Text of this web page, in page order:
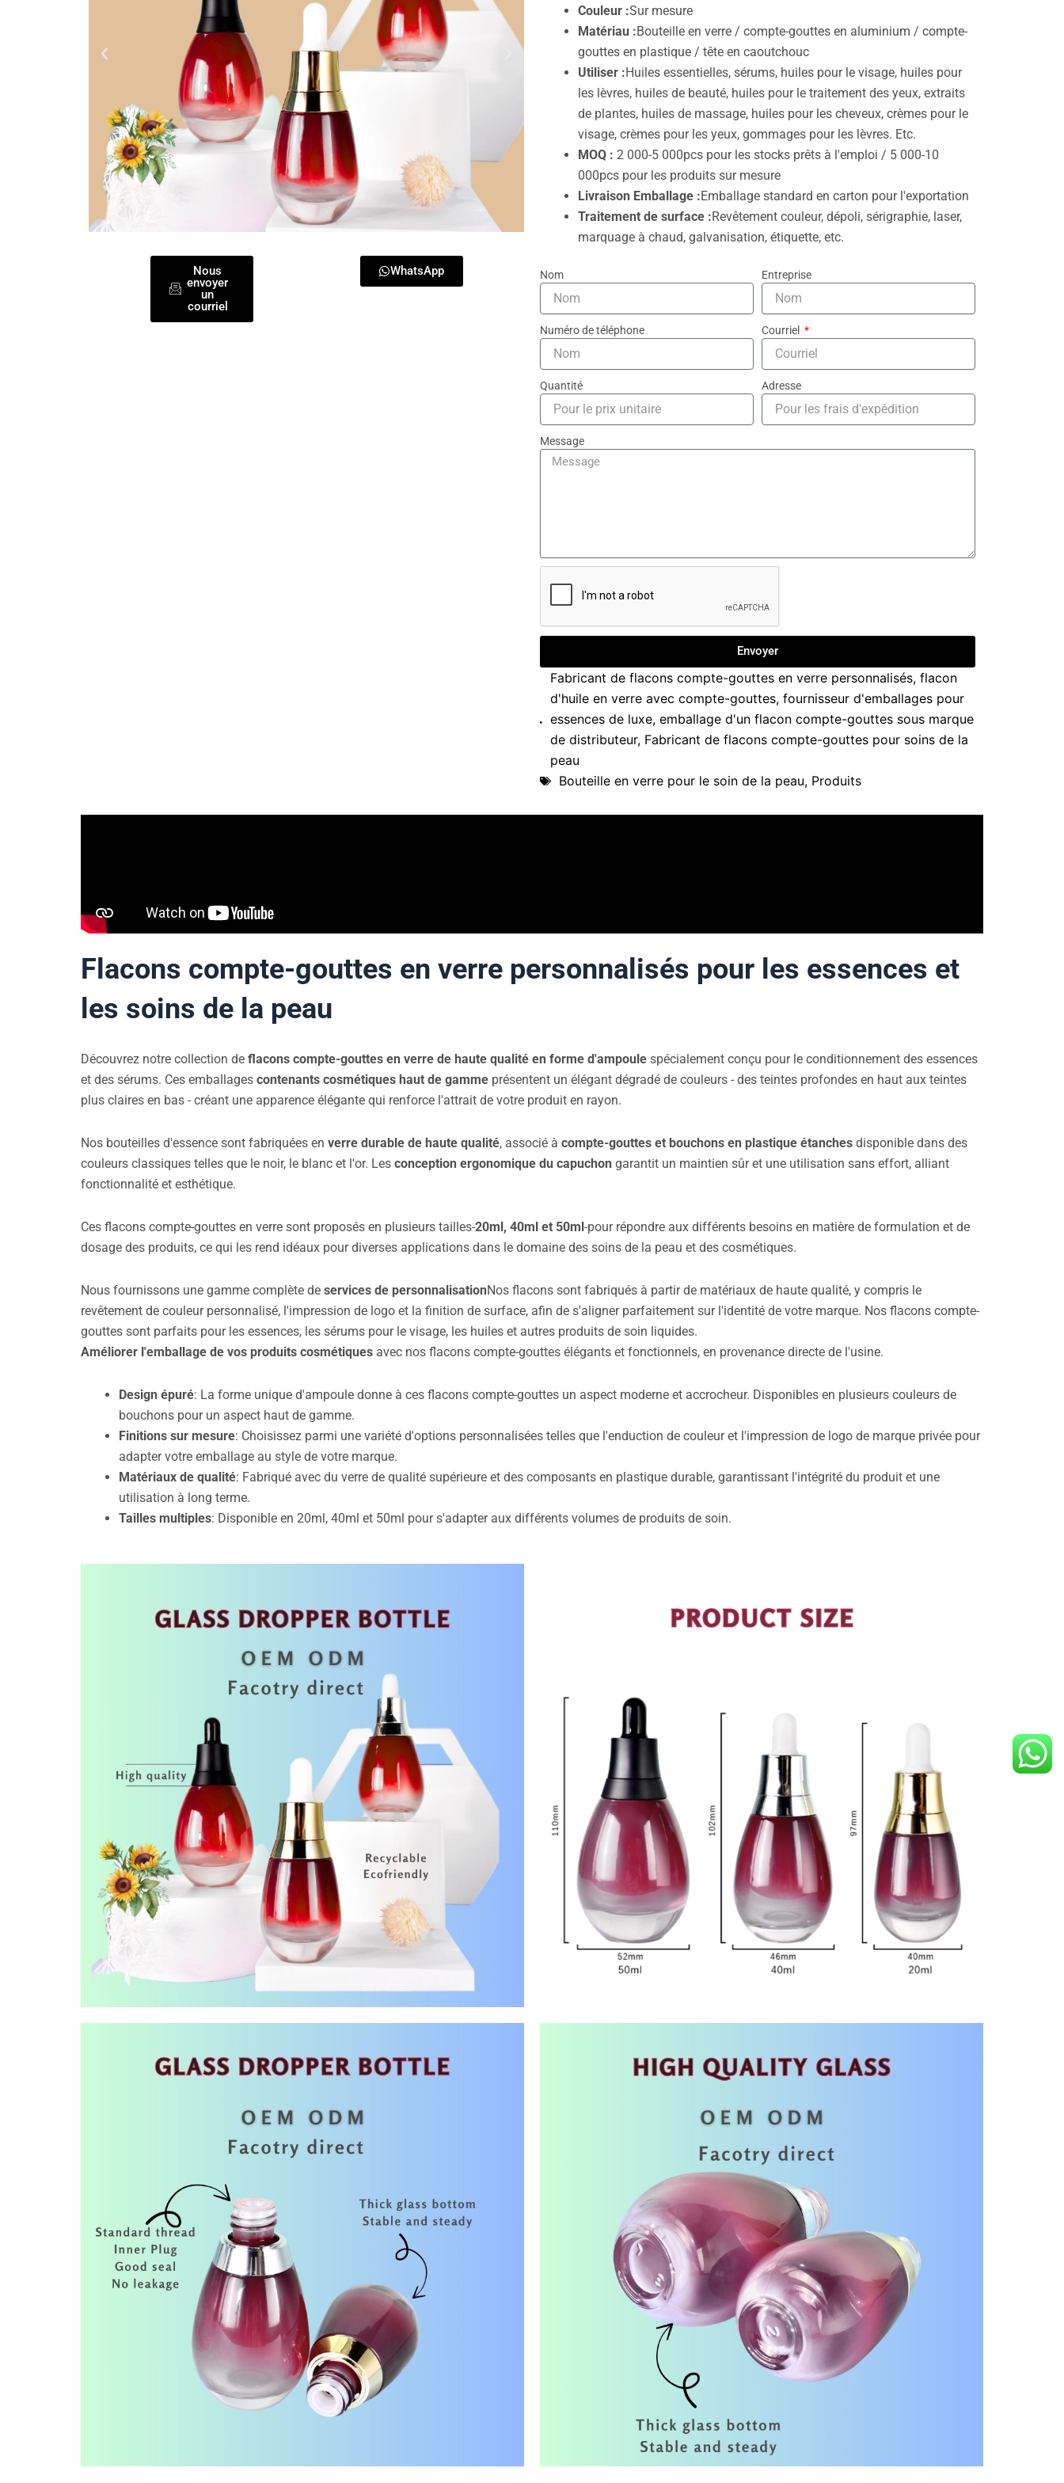
Nous
envoyer
un
courriel
WhatsApp
Couleur :Sur mesure
Matériau :Bouteille en verre / compte-gouttes en aluminium / compte-
gouttes en plastique / tête en caoutchouc
Utiliser :Huiles essentielles, sérums, huiles pour le visage, huiles pour
les lèvres, huiles de beauté, huiles pour le traitement des yeux, extraits
de plantes, huiles de massage, huiles pour les cheveux, crèmes pour le
visage, crèmes pour les yeux, gommages pour les lèvres. Etc.
MOQ : 2 000-5 000pcs pour les stocks prêts à l'emploi / 5 000-10
000pcs pour les produits sur mesure
Livraison Emballage :Emballage standard en carton pour l'exportation
Traitement de surface :Revêtement couleur, dépoli, sérigraphie, laser,
marquage à chaud, galvanisation, étiquette, etc.
Nom Entreprise
Numéro de téléphone Courriel
Quantité Adresse
Message
Envoyer
Fabricant de flacons compte-gouttes en verre personnalisés,flacon
d'huile en verre avec compte-gouttes,fournisseur d'emballages pour
essences de luxe,emballage d'un flacon compte-gouttes sous marque
de distributeur, Fabricant de flacons compte-gouttes pour soins de la
peau
Bouteille en verre pour le soin de la peau, Produits
Flacons compte-gouttes en verre personnalisés pour les essences et
les soins de la peau
Découvrez notre collection de flacons compte-gouttes en verre de haute qualité en forme d'ampoule spécialement conçu pour le conditionnement des essences
et des sérums. Ces emballages contenants cosmétiques haut de gamme présentent un élégant dégradé de couleurs - des teintes profondes en haut aux teintes
plus claires en bas - créant une apparence élégante qui renforce l'attrait de votre produit en rayon.
Nos bouteilles d'essence sont fabriquées en verre durable de haute qualité, associé à compte-gouttes et bouchons en plastique étanches disponible dans des
couleurs classiques telles que le noir, le blanc et l'or. Les conception ergonomique du capuchon garantit un maintien sûr et une utilisation sans effort, alliant
fonctionnalité et esthétique.
Ces flacons compte-gouttes en verre sont proposés en plusieurs tailles-20ml, 40ml et 50ml-pour répondre aux différents besoins en matière de formulation et de
dosage des produits, ce qui les rend idéaux pour diverses applications dans le domaine des soins de la peau et des cosmétiques.
Nous fournissons une gamme complète de services de personnalisationNos flacons sont fabriqués à partir de matériaux de haute qualité, y compris le
revêtement de couleur personnalisé, l'impression de logo et la finition de surface, afin de s'aligner parfaitement sur l'identité de votre marque. Nos flacons compte-
gouttes sont parfaits pour les essences, les sérums pour le visage, les huiles et autres produits de soin liquides.
Améliorer l'emballage de vos produits cosmétiques avec nos flacons compte-gouttes élégants et fonctionnels, en provenance directe de l'usine.
Design épuré: La forme unique d'ampoule donne à ces flacons compte-gouttes un aspect moderne et accrocheur. Disponibles en plusieurs couleurs de
bouchons pour un aspect haut de gamme.
Finitions sur mesure: Choisissez parmi une variété d'options personnalisées telles que l'enduction de couleur et l'impression de logo de marque privée pour
adapter votre emballage au style de votre marque.
Matériaux de qualité: Fabriqué avec du verre de qualité supérieure et des composants en plastique durable, garantissant l'intégrité du produit et une
utilisation à long terme.
Tailles multiples: Disponible en 20ml, 40ml et 50ml pour s'adapter aux différents volumes de produits de soin.